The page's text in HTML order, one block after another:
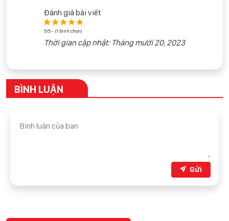
Đánh giá bài viết
5/5 - (1 bình chọn)
Thời gian cập nhật: Tháng mười 20, 2023
BÌNH LUẬN
Gửi